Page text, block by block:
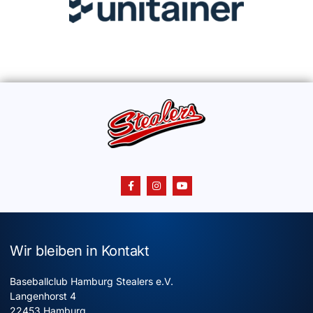
Wir bleiben in Kontakt
Baseballclub Hamburg Stealers e.V.
Langenhorst 4